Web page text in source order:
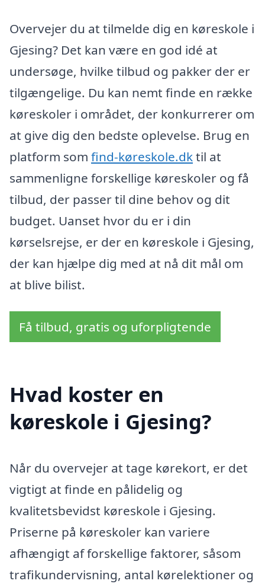
Overvejer du at tilmelde dig en køreskole i
Gjesing? Det kan være en god idé at
undersøge, hvilke tilbud og pakker der er
tilgængelige. Du kan nemt finde en række
køreskoler i området, der konkurrerer om
at give dig den bedste oplevelse. Brug en
platform som find-køreskole.dktil at
sammenligne forskellige køreskoler og få
tilbud, der passer til dine behov og dit
budget. Uanset hvor du er i din
kørselsrejse, er der en køreskole i Gjesing,
der kan hjælpe dig med at nå dit mål om
at blive bilist.
Få tilbud, gratis og uforpligtende
Hvad koster en
køreskole i Gjesing?
Når du overvejer at tage kørekort, er det
vigtigt at finde en pålidelig og
kvalitetsbevidst køreskole i Gjesing.
Priserne på køreskoler kan variere
afhængigt af forskellige faktorer, såsom
trafikundervisning, antal kørelektioner og